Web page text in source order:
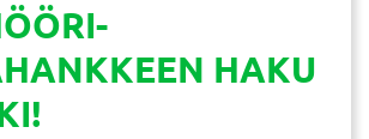
HAKU